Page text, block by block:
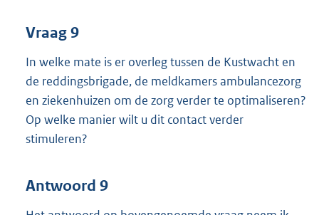
Vraag 9
In welke mate is er overleg tussen de Kustwacht en
de reddingsbrigade, de meldkamers ambulancezorg
en ziekenhuizen om de zorg verder te optimaliseren?
Op welke manier wilt u dit contact verder
stimuleren?
Antwoord 9